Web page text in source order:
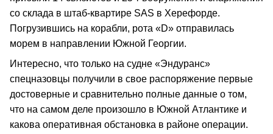
со склада в штаб-квартире SAS в Херефорде.
Погрузившись на корабли, рота «D» отправилась
морем в направлении Южной Георгии.
Интересно, что только на судне «Эндуранс»
спецназовцы получили в свое распоряжение первые
достоверные и сравнительно полные данные о том,
что на самом деле произошло в Южной Атлантике и
какова оперативная обстановка в районе операции.